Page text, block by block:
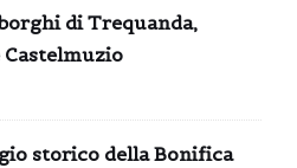
di Trequanda,
Castelmuzio
storico della Bonifica